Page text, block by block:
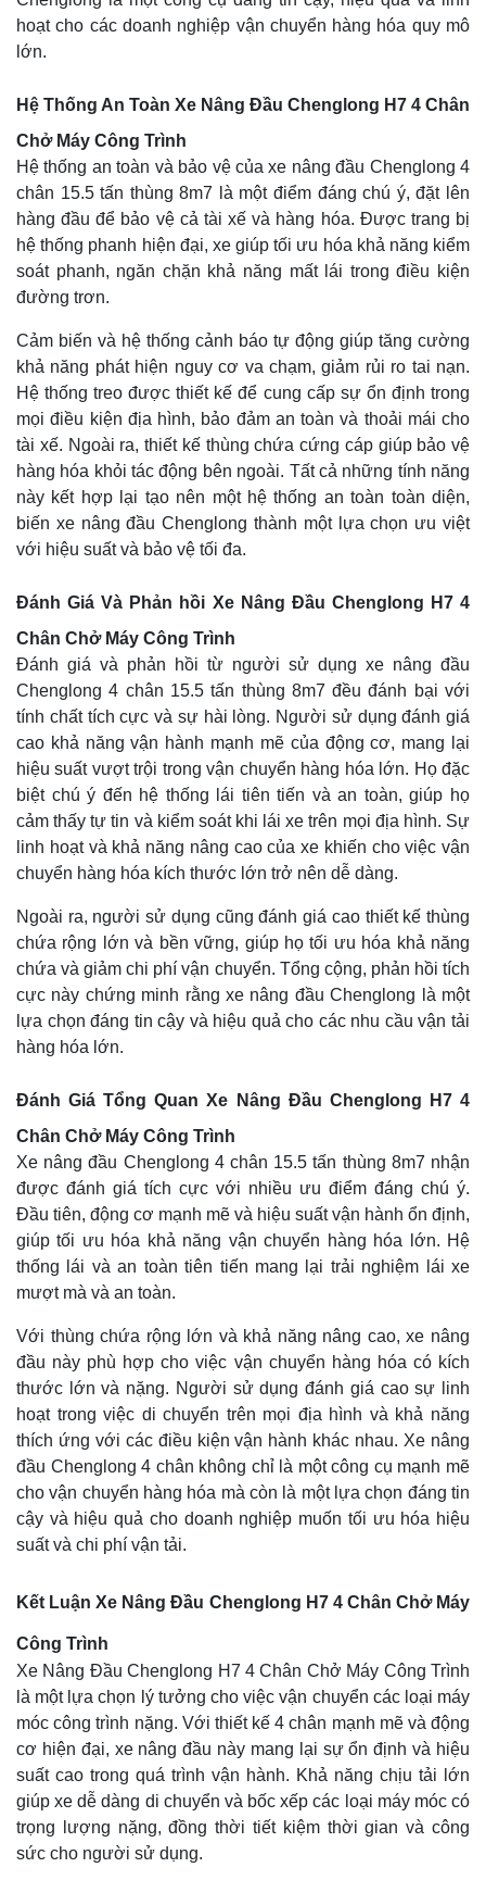
hoạt cho các doanh nghiệp vận chuyển hàng hóa quy mô
lớn.
Hệ Thống An Toàn Xe Nâng Đầu Chenglong H7 4 Chân
Chở Máy Công Trình
Hệ thống an toàn và bảo vệ của xe nâng đầu Chenglong 4
chân 15.5 tấn thùng 8m7 là một điểm đáng chú ý, đặt lên
hàng đầu để bảo vệ cả tài xế và hàng hóa. Được trang bị
hệ thống phanh hiện đại, xe giúp tối ưu hóa khả năng kiểm
soát phanh, ngăn chặn khả năng mất lái trong điều kiện
đường trơn.
Cảm biến và hệ thống cảnh báo tự động giúp tăng cường
khả năng phát hiện nguy cơ va chạm, giảm rủi ro tai nạn.
Hệ thống treo được thiết kế để cung cấp sự ổn định trong
mọi điều kiện địa hình, bảo đảm an toàn và thoải mái cho
tài xế. Ngoài ra, thiết kế thùng chứa cứng cáp giúp bảo vệ
hàng hóa khỏi tác động bên ngoài. Tất cả những tính năng
này kết hợp lại tạo nên một hệ thống an toàn toàn diện,
biến xe nâng đầu Chenglong thành một lựa chọn ưu việt
với hiệu suất và bảo vệ tối đa.
Đánh Giá Và Phản hồi Xe Nâng Đầu Chenglong H7 4
Chân Chở Máy Công Trình
Đánh giá và phản hồi từ người sử dụng xe nâng đầu
Chenglong 4 chân 15.5 tấn thùng 8m7 đều đánh bại với
tính chất tích cực và sự hài lòng. Người sử dụng đánh giá
cao khả năng vận hành mạnh mẽ của động cơ, mang lại
hiệu suất vượt trội trong vận chuyển hàng hóa lớn. Họ đặc
biệt chú ý đến hệ thống lái tiên tiến và an toàn, giúp họ
cảm thấy tự tin và kiểm soát khi lái xe trên mọi địa hình. Sự
linh hoạt và khả năng nâng cao của xe khiến cho việc vận
chuyển hàng hóa kích thước lớn trở nên dễ dàng.
Ngoài ra, người sử dụng cũng đánh giá cao thiết kế thùng
chứa rộng lớn và bền vững, giúp họ tối ưu hóa khả năng
chứa và giảm chi phí vận chuyển. Tổng cộng, phản hồi tích
cực này chứng minh rằng xe nâng đầu Chenglong là một
lựa chọn đáng tin cậy và hiệu quả cho các nhu cầu vận tải
hàng hóa lớn.
Đánh Giá Tổng Quan Xe Nâng Đầu Chenglong H7 4
Chân Chở Máy Công Trình
Xe nâng đầu Chenglong 4 chân 15.5 tấn thùng 8m7 nhận
được đánh giá tích cực với nhiều ưu điểm đáng chú ý.
Đầu tiên, động cơ mạnh mẽ và hiệu suất vận hành ổn định,
giúp tối ưu hóa khả năng vận chuyển hàng hóa lớn. Hệ
thống lái và an toàn tiên tiến mang lại trải nghiệm lái xe
mượt mà và an toàn.
Với thùng chứa rộng lớn và khả năng nâng cao, xe nâng
đầu này phù hợp cho việc vận chuyển hàng hóa có kích
thước lớn và nặng. Người sử dụng đánh giá cao sự linh
hoạt trong việc di chuyển trên mọi địa hình và khả năng
thích ứng với các điều kiện vận hành khác nhau. Xe nâng
đầu Chenglong 4 chân không chỉ là một công cụ mạnh mẽ
cho vận chuyển hàng hóa mà còn là một lựa chọn đáng tin
cậy và hiệu quả cho doanh nghiệp muốn tối ưu hóa hiệu
suất và chi phí vận tải.
Kết Luận Xe Nâng Đầu Chenglong H7 4 Chân Chở Máy
Công Trình
Xe Nâng Đầu Chenglong H7 4 Chân Chở Máy Công Trình
là một lựa chọn lý tưởng cho việc vận chuyển các loại máy
móc công trình nặng. Với thiết kế 4 chân mạnh mẽ và động
cơ hiện đại, xe nâng đầu này mang lại sự ổn định và hiệu
suất cao trong quá trình vận hành. Khả năng chịu tải lớn
giúp xe dễ dàng di chuyển và bốc xếp các loại máy móc có
trọng lượng nặng, đồng thời tiết kiệm thời gian và công
sức cho người sử dụng.